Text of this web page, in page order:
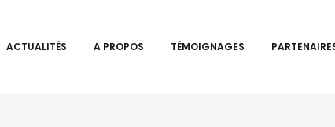
ACTUALITÉS A PROPOS TÉMOIGNAGES